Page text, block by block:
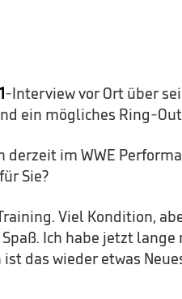
-Interview vor Ort über
ein mögliches Ring-
derzeit im WWE
Sie?
Viel Kondition,
Ich habe jetzt lange
das wieder etwas